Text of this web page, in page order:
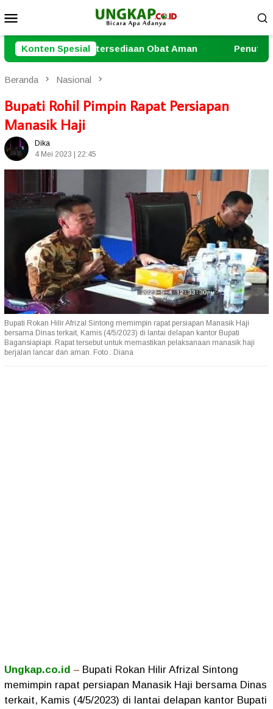
ke
kontenMobile
Konten Spesial
Obat Aman Penutupan Turnamen Domino
Beranda Nasional
Bupati Rohil Pimpin Rapat Persiapan
Manasik Haji
Dika
4 Mei 2023 | 22:45
Bupati Rokan Hilir Afrizal Sintong memimpin rapat persiapan Manasik Haji
bersama Dinas terkait, Kamis (4/5/2023) di lantai delapan kantor Bupati
Bagansiapiapi. Rapat tersebut untuk memastikan pelaksanaan manasik haji
berjalan lancar dan aman. Foto : Diana
Ungkap.co.id – Bupati Rokan Hilir Afrizal Sintong
memimpin rapat persiapan Manasik Haji bersama Dinas
terkait, Kamis (4/5/2023) di lantai delapan kantor Bupati